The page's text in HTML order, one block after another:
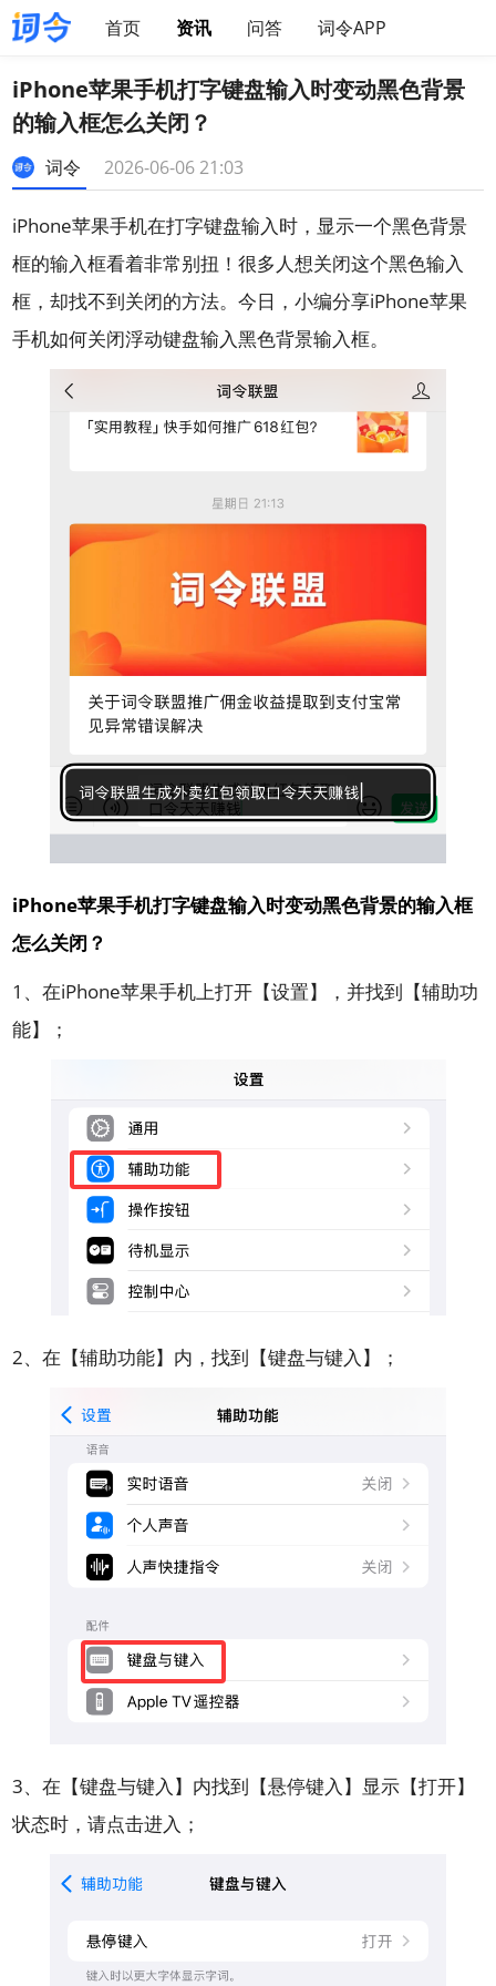
首页 资讯 问答 词令APP
iPhone苹果手机打字键盘输入时变动黑色背景
的输入框怎么关闭？
词令 2026-06-06 21:03
iPhone苹果手机在打字键盘输入时，显示一个黑色背景
框的输入框看着非常别扭！很多人想关闭这个黑色输入
框，却找不到关闭的方法。今日，小编分享iPhone苹果
手机如何关闭浮动键盘输入黑色背景输入框。
iPhone苹果手机打字键盘输入时变动黑色背景的输入框
怎么关闭？
1、在iPhone苹果手机上打开【设置】，并找到【辅助功
能】；
2、在【辅助功能】内，找到【键盘与键入】；
3、在【键盘与键入】内找到【悬停键入】显示【打开】
状态时，请点击进入；